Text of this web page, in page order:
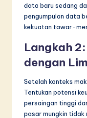
data baru sedang
pengumpulan data
kekuatan tawar-
Langkah
dengan
Setelah konteks
Tentukan potensi
persaingan tinggi
pasar mungkin tidak